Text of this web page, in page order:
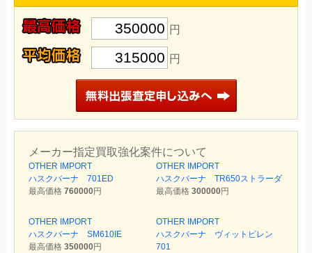
350000 円
315000 円
メーカー指定買取強化案件について
OTHER IMPORT
ハスクバーナ 701ED
最高価格 760000円
OTHER IMPORT
ハスクバーナ TR650ストラーダ
最高価格 300000円
OTHER IMPORT
ハスクバーナ SM610IE
最高価格 350000円
OTHER IMPORT
ハスクバーナ ヴィットピレン
701